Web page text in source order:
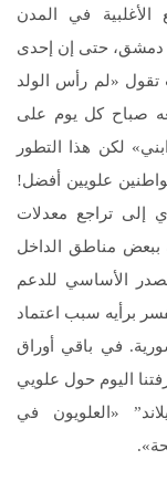
الأغلبية في المدن
دمشق، حتى إن إحدى
تقول «لم رأس الولد
صباح كل يوم على
لكن هذا التطور
علويين أفضل!
إلى تراجع معدلات
ببعض مناطق الداخل
الأساسي للدعم
برأيه سبب اعتماد
في باقي أوراق
اليوم حول علويي
«العلويون في